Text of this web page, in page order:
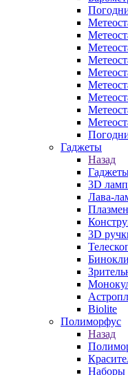
Гаджеты
Назад
3D
Лава-
3D
Бинокли
Biolite
Полиморфус
Назад
Наборы